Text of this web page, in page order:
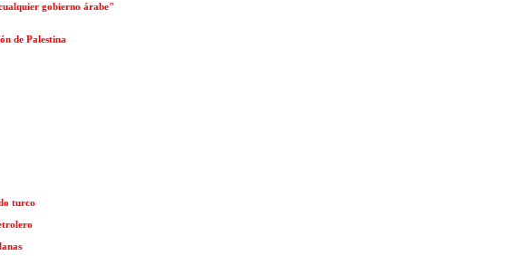
gobierno árabe"
de Palestina
turco